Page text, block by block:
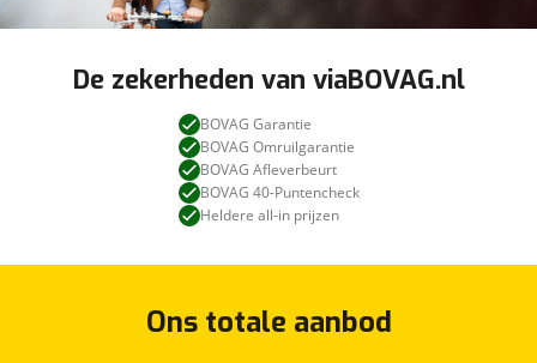
De zekerheden van viaBOVAG.nl
BOVAG Garantie
BOVAG Omruilgarantie
BOVAG Afleverbeurt
BOVAG 40-Puntencheck
Heldere all-in prijzen
Ons totale aanbod